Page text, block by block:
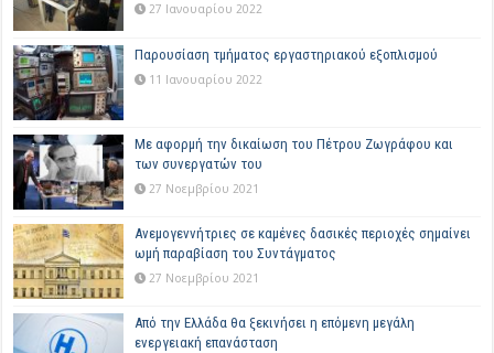
27 Ιανουαρίου 2022
Παρουσίαση τμήματος εργαστηριακού εξοπλισμού
11 Ιανουαρίου 2022
Με αφορμή την δικαίωση του Πέτρου Ζωγράφου και
των συνεργατών του
27 Νοεμβρίου 2021
Ανεμογεννήτριες σε καμένες δασικές περιοχές σημαίνει
ωμή παραβίαση του Συντάγματος
27 Νοεμβρίου 2021
Από την Ελλάδα θα ξεκινήσει η επόμενη μεγάλη
ενεργειακή επανάσταση